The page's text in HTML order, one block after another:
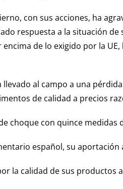
con sus acciones, ha
respuesta a la situación
de lo exigido por la
al campo a una
de calidad a precios
choque con quince
español, su
la calidad de sus